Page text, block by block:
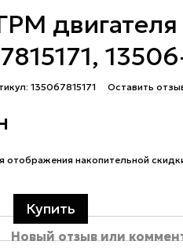
135067815171 Оставить
отображения накопительной
Купить
Новый отзыв или